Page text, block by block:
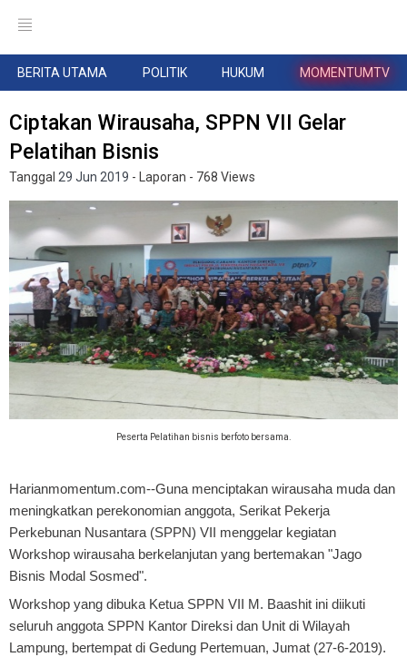
BERITA UTAMA POLITIK HUKUM MOMENTUMTV
Ciptakan Wirausaha, SPPN VII Gelar
Pelatihan Bisnis
Tanggal 29 Jun 2019 - Laporan - 768 Views
Peserta Pelatihan bisnis berfoto bersama.
Harianmomentum.com--Guna menciptakan wirausaha muda dan
meningkatkan perekonomian anggota, Serikat Pekerja
Perkebunan Nusantara (SPPN) VII menggelar kegiatan
Workshop wirausaha berkelanjutan yang bertemakan "Jago
Bisnis Modal Sosmed".
Workshop yang dibuka Ketua SPPN VII M. Baashit ini diikuti
seluruh anggota SPPN Kantor Direksi dan Unit di Wilayah
Lampung, bertempat di Gedung Pertemuan, Jumat (27-6-2019).